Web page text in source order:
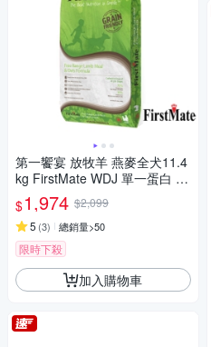
第一饗宴 放牧羊 燕麥全犬11.4
kg FirstMate WDJ 單一蛋白 狗
飼料
$1,974 $2,099
5 (3) 總銷量>50
限時下殺
加入購物車